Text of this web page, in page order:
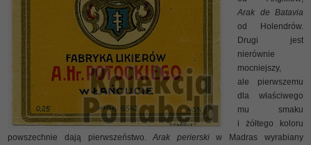
Arak de Batavia
od Holendrów.
Drugi jest
nierównie
mocniejszy,
ale pierwszemu
dla właściwego
mu smaku
i żółtego koloru
powszechnie dają pierwszeństwo.Arak perierskiw Madras wyrabiany